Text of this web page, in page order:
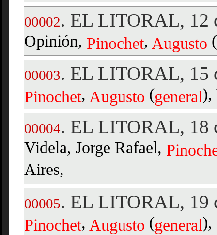
00002. EL LITORAL, 12
Opinión, Pinochet, Augusto (
00003. EL LITORAL, 15
Pinochet, Augusto (general),
00004. EL LITORAL, 18
Videla, Jorge Rafael,
Aires,
00005. EL LITORAL, 19
Pinochet, Augusto (general),